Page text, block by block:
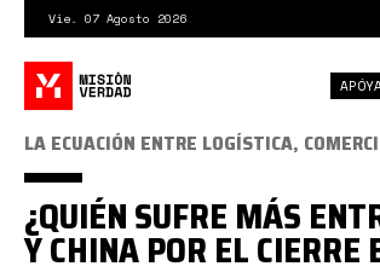
contenido
principal
Vie. 07 Agosto 2026
LA ECUACIÓN ENTRE LOGÍSTICA,
¿QUIÉN SUFRE MÁS
Y CHINA POR EL CIERRE